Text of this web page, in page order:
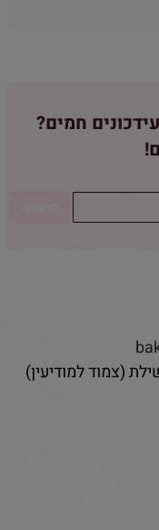
חמים?
(צמוד למודיעין)